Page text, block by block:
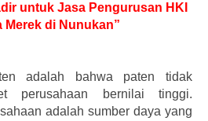
untuk Jasa Pengurusan HKI
Merek di Nunukan”
adalah bahwa paten tidak
perusahaan bernilai tinggi.
adalah sumber daya yang